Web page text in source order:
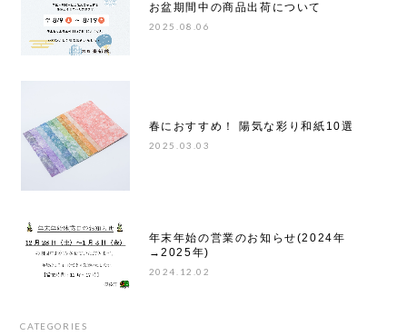
お盆期間中の商品出荷について
2025.08.06
春におすすめ！ 陽気な彩り和紙10選
2025.03.03
年末年始の営業のお知らせ(2024年
→2025年)
2024.12.02
CATEGORIES